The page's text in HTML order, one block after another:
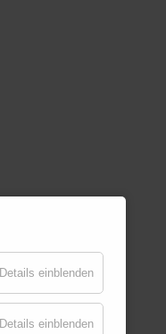
Details einblenden
Details einblenden